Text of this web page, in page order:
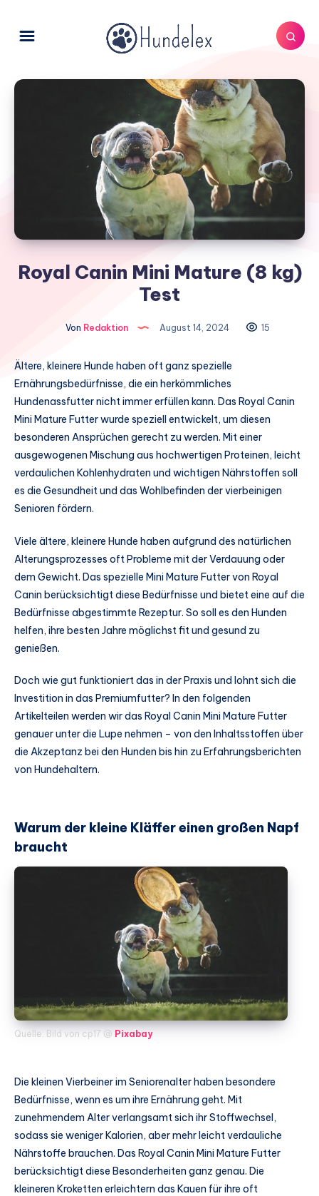
Royal Canin Mini Mature (8 kg)
Test
Von Redaktion August 14, 2024 15
Ältere, kleinere Hunde haben oft ganz spezielle
Ernährungsbedürfnisse, die ein herkömmliches
Hundenassfutter nicht immer erfüllen kann. Das Royal Canin
Mini Mature Futter wurde speziell entwickelt, um diesen
besonderen Ansprüchen gerecht zu werden. Mit einer
ausgewogenen Mischung aus hochwertigen Proteinen, leicht
verdaulichen Kohlenhydraten und wichtigen Nährstoffen soll
es die Gesundheit und das Wohlbefinden der vierbeinigen
Senioren fördern.
Viele ältere, kleinere Hunde haben aufgrund des natürlichen
Alterungsprozesses oft Probleme mit der Verdauung oder
dem Gewicht. Das spezielle Mini Mature Futter von Royal
Canin berücksichtigt diese Bedürfnisse und bietet eine auf die
Bedürfnisse abgestimmte Rezeptur. So soll es den Hunden
helfen, ihre besten Jahre möglichst fit und gesund zu
genießen.
Doch wie gut funktioniert das in der Praxis und lohnt sich die
Investition in das Premiumfutter? In den folgenden
Artikelteilen werden wir das Royal Canin Mini Mature Futter
genauer unter die Lupe nehmen – von den Inhaltsstoffen über
die Akzeptanz bei den Hunden bis hin zu Erfahrungsberichten
von Hundehaltern.
Warum der kleine Kläffer einen großen Napf
braucht
Quelle: Bild von cp17 @ Pixabay
Die kleinen Vierbeiner im Seniorenalter haben besondere
Bedürfnisse, wenn es um ihre Ernährung geht. Mit
zunehmendem Alter verlangsamt sich ihr Stoffwechsel,
sodass sie weniger Kalorien, aber mehr leicht verdauliche
Nährstoffe brauchen. Das Royal Canin Mini Mature Futter
berücksichtigt diese Besonderheiten ganz genau. Die
kleineren Kroketten erleichtern das Kauen für ihre oft